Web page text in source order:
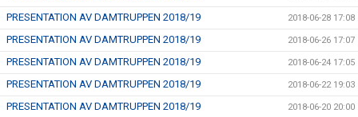
PRESENTATION AV DAMTRUPPEN 2018/19 2018-06-28 17:08
PRESENTATION AV DAMTRUPPEN 2018/19 2018-06-26 17:07
PRESENTATION AV DAMTRUPPEN 2018/19 2018-06-24 17:05
PRESENTATION AV DAMTRUPPEN 2018/19 2018-06-22 19:03
PRESENTATION AV DAMTRUPPEN 2018/19 2018-06-20 20:00